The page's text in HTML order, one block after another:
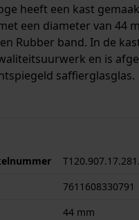
heeft een kast
een diameter van 44
Rubber band. In de
en is
saffierglasglas.
met 2 jaar garantie.
7611608330791
44 mm